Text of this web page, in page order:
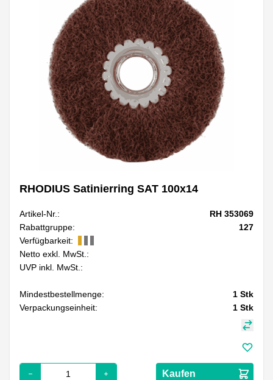
RHODIUS Satinierring SAT 100x14
Artikel-Nr.:
RH 353069
Rabattgruppe:
127
Verfügbarkeit:
Netto exkl. MwSt.:
UVP inkl. MwSt.:
Mindestbestellmenge: 1 Stk
Verpackungseinheit:
1 Stk
Kaufen